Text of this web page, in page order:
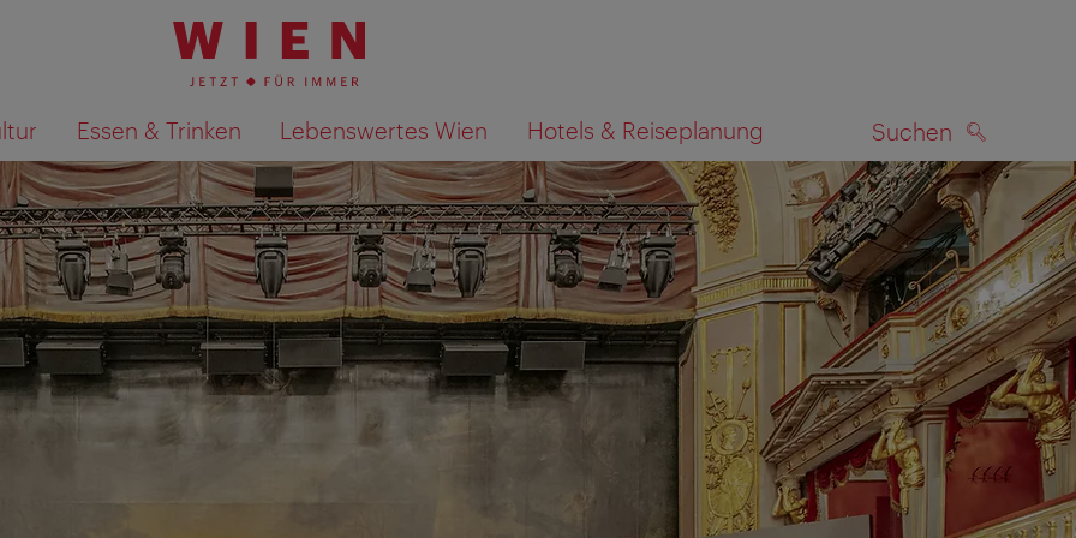
Essen & Trinken Lebenswertes Wien Hotels & Reiseplanung Suchen
Suchergebnisse auf Karte anzeigen SUCHEN